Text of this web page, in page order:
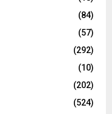
(84)
(57)
(292)
(10)
(202)
(524)